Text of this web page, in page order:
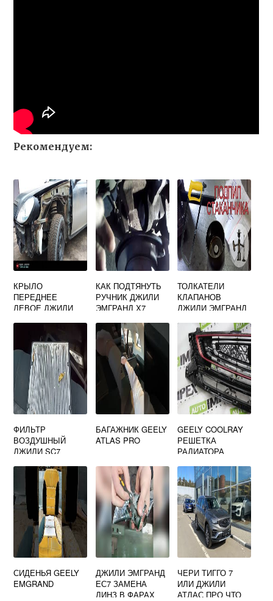
Рекомендуем:
КРЫЛО
ПЕРЕДНЕЕ
ЛЕВОЕ ДЖИЛИ
КАК ПОДТЯНУТЬ
РУЧНИК ДЖИЛИ
ЭМГРАНД Х7
ТОЛКАТЕЛИ
КЛАПАНОВ
ДЖИЛИ ЭМГРАНД
ФИЛЬТР
ВОЗДУШНЫЙ
ДЖИЛИ SC7
БАГАЖНИК GEELY
ATLAS PRO
GEELY COOLRAY
РЕШЕТКА
РАДИАТОРА
СИДЕНЬЯ GEELY
EMGRAND
ДЖИЛИ ЭМГРАНД
ЕС7 ЗАМЕНА
ЛИНЗ В ФАРАХ
ЧЕРИ ТИГГО 7
ИЛИ ДЖИЛИ
АТЛАС ПРО ЧТО